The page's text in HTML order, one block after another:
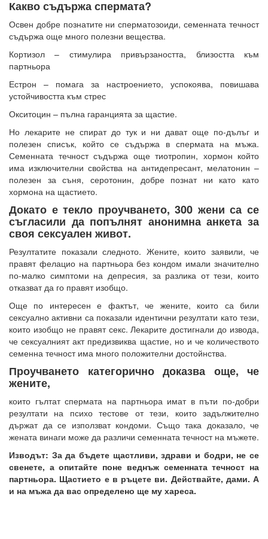
Какво съдържа спермата?
Освен добре познатите ни сперматозоиди, семенната течност
съдържа още много полезни вещества.
Кортизол – стимулира привързаността, близостта към
партньора
Естрон – помага за настроението, успокоява, повишава
устойчивостта към стрес
Окситоцин – пълна гаранцията за щастие.
Но лекарите не спират до тук и ни дават още по-дълъг и
полезен списък, който се съдържа в спермата на мъжа.
Семенната течност съдържа още тиотропин, хормон който
има изключителни свойства на антидепресант, мелатонин –
полезен за съня, серотонин, добре познат ни като като
хормона на щастието.
Докато е текло проучването, 300 жени са се
съгласили да попълнят анонимна анкета за
своя сексуален живот.
Резултатите показали следното. Жените, които заявили, че
правят фелацио на партньора без кондом имали значително
по-малко симптоми на депресия, за разлика от тези, които
отказват да го правят изобщо.
Още по интересен е фактът, че жените, които са били
сексуално активни са показали идентични резултати като тези,
които изобщо не правят секс. Лекарите достигнали до извода,
че сексуалният акт предизвиква щастие, но и че количеството
семенна течност има много положителни достойнства.
Проучването категорично доказва още, че
жените,
които гълтат спермата на партньора имат в пъти по-добри
резултати на психо тестове от тези, които задължително
държат да се използват кондоми. Също така доказало, че
жената винаги може да различи семенната течност на мъжете.
Изводът: За да бъдете щастливи, здрави и бодри, не се
свенете, а опитайте поне веднъж семенната течност на
партньора. Щастието е в ръцете ви. Действайте, дами. А
и на мъжа да вас определено ще му хареса.